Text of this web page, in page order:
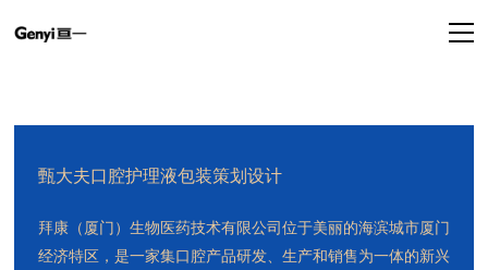
甄大夫口腔护理液包装策划设计
拜康（厦门）生物医药技术有限公司位于美丽的海滨城市厦门
经济特区，是一家集口腔产品研发、生产和销售为一体的新兴